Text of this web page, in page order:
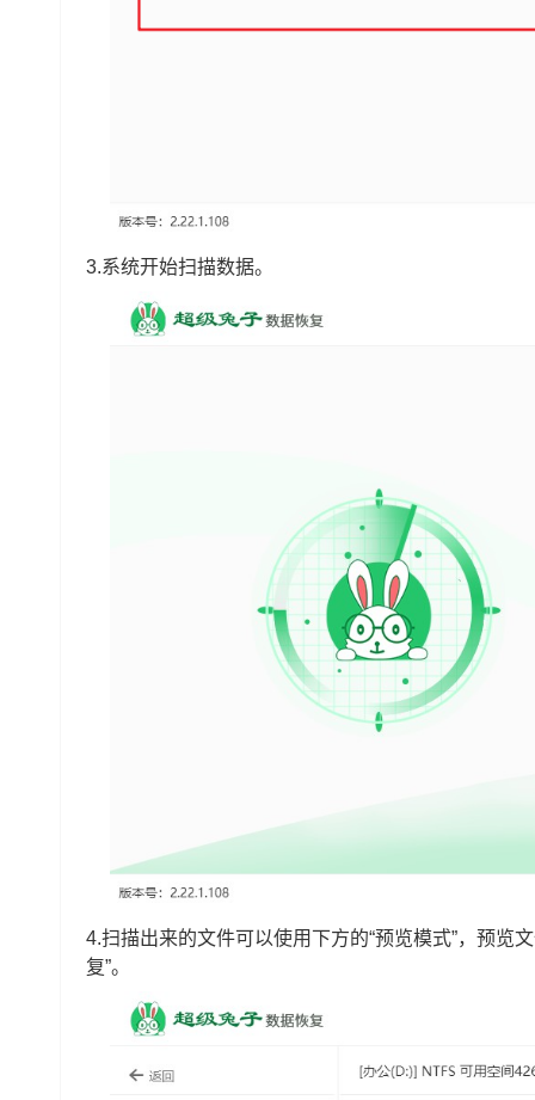
3.系统开始扫描数据。
4.扫描出来的文件可以使用下方的“预览模式”，预览
复”。